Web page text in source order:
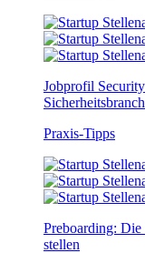
Jobprofil
Praxis-Tipps
Preboarding:
stellen